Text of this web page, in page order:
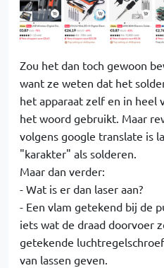
Zou het dan toch gewoon
want ze weten dat het
het apparaat zelf en in heel
het woord gebruikt. Maar
volgens google translate is
"karakter" als solderen.
Maar dan verder:
- Wat is er dan laser aan?
- Een vlam getekend bij de
iets wat de draad doorvoer
getekende
van lassen geven.